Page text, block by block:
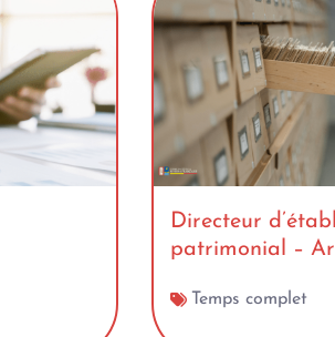
Directeur
patrimonial –
Temps complet